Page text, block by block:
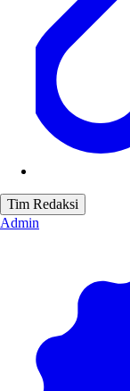
Tim Redaksi
Admin